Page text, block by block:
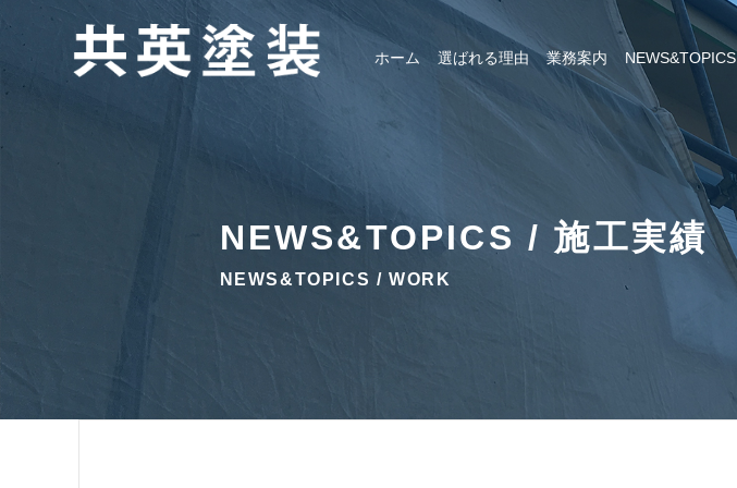
ホーム 選ばれる理由 業務案内 NEWS&TOPICS
NEWS&TOPICS / 施工実績
NEWS&TOPICS / WORK